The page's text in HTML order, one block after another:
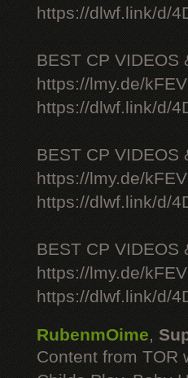
https://dlwf.link/d/
BEST CP VIDEOS
https://lmy.de/
https://dlwf.link/d/
BEST CP VIDEOS
https://lmy.de/
https://dlwf.link/d/
BEST CP VIDEOS
https://lmy.de/
https://dlwf.link/d/
RubenmOime,
Content from TOR